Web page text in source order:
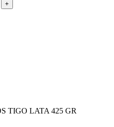
TIGO LATA 425 GR